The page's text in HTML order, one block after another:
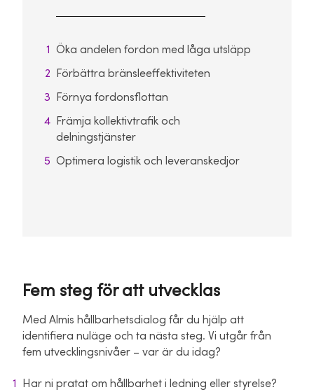
Öka andelen fordon med låga utsläpp
Förbättra bränsleeffektiviteten
Förnya fordonsflottan
Främja kollektivtrafik och
delningstjänster
Optimera logistik och leveranskedjor
Fem steg för att utvecklas
Med Almis hållbarhetsdialog får du hjälp att
identifiera nuläge och ta nästa steg. Vi utgår från
fem utvecklingsnivåer – var är du idag?
Har ni pratat om hållbarhet i ledning eller styrelse?